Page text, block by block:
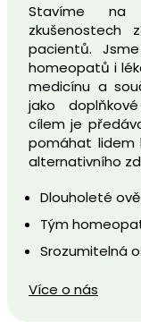
Stavíme na
zkušenostech
pacientů.
homeopatů i
medicínu a
jako
cílem je
pomáhat lidem
alternativního
Dlouholeté
Tým
Srozumitelná
Více o nás